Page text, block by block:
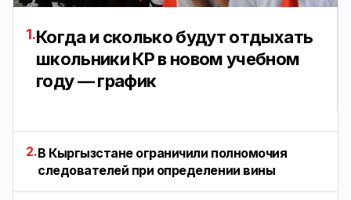
1.Когда и сколько будут отдыхать
школьники КР в новом учебном
году — график
2.В Кыргызстане ограничили полномочия
следователей при определении вины